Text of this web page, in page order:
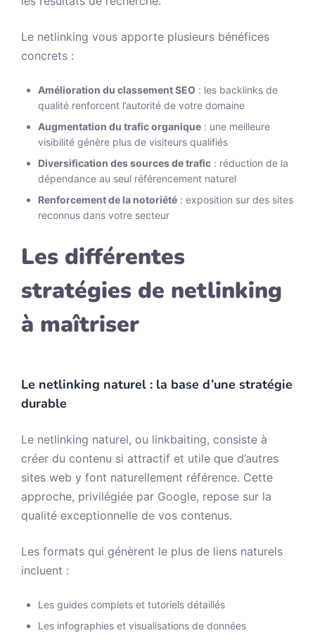
Le netlinking vous apporte plusieurs bénéfices
concrets :
Amélioration du classement SEO : les backlinks de
qualité renforcent l’autorité de votre domaine
Augmentation du trafic organique : une meilleure
visibilité génère plus de visiteurs qualifiés
Diversification des sources de trafic : réduction de la
dépendance au seul référencement naturel
Renforcement de la notoriété : exposition sur des sites
reconnus dans votre secteur
Les différentes
stratégies de netlinking
à maîtriser
Le netlinking naturel : la base d’une stratégie
durable
Le netlinking naturel, ou linkbaiting, consiste à
créer du contenu si attractif et utile que d’autres
sites web y font naturellement référence. Cette
approche, privilégiée par Google, repose sur la
qualité exceptionnelle de vos contenus.
Les formats qui génèrent le plus de liens naturels
incluent :
Les guides complets et tutoriels détaillés
Les infographies et visualisations de données